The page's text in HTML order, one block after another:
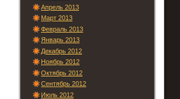
Апрель 2013
Март 2013
Февраль 2013
Январь 2013
Декабрь 2012
Ноябрь 2012
Октябрь 2012
Сентябрь 2012
Июль 2012